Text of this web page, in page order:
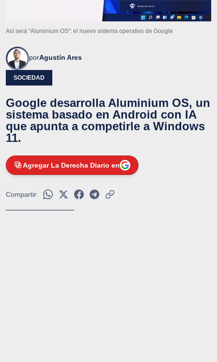
Así será "Aluminium OS": el nuevo sistema operativo de Google
porAgustín Ares
SOCIEDAD
Google desarrolla Aluminium OS, un
sistema basado en Android con IA
que apunta a competirle a Windows
11.
Agregar La Derecha Diario en
Compartir: